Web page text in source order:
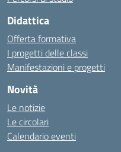
Didattica
Offerta formativa
I progetti delle classi
Manifestazioni e progetti
Novità
Le notizie
Le circolari
Calendario eventi